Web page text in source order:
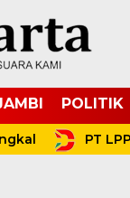
POLITIK
PT LPPPI